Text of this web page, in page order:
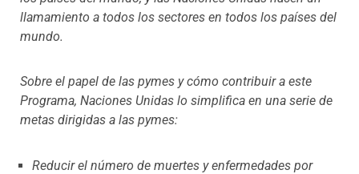
llamamiento a todos los sectores en todos los países del
mundo.
Sobre el papel de las pymes y cómo contribuir a este
Programa, Naciones Unidas lo simplifica en una serie de
metas dirigidas a las pymes:
Reducir el número de muertes y enfermedades por